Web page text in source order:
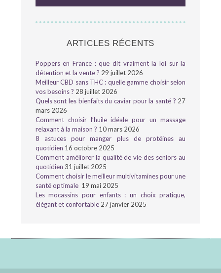
ARTICLES RÉCENTS
Poppers en France : que dit vraiment la loi sur la
détention et la vente ? 29 juillet 2026
Meilleur CBD sans THC : quelle gamme choisir selon
vos besoins ? 28 juillet 2026
Quels sont les bienfaits du caviar pour la santé ? 27
mars 2026
Comment choisir l’huile idéale pour un massage
relaxant à la maison ? 10 mars 2026
8 astuces pour manger plus de protéines au
quotidien 16 octobre 2025
Comment améliorer la qualité de vie des seniors au
quotidien 31 juillet 2025
Comment choisir le meilleur multivitamines pour une
santé optimale 19 mai 2025
Les mocassins pour enfants : un choix pratique,
élégant et confortable 27 janvier 2025